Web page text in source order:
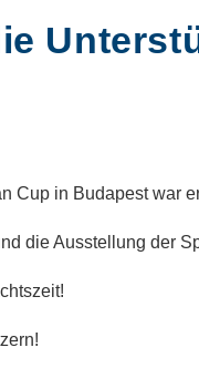
Cup in Budapest war
die Ausstellung der